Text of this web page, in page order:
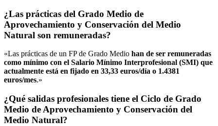
¿Las prácticas del Grado Medio de
Aprovechamiento y Conservación del Medio
Natural son remuneradas?
«Las prácticas de un FP de Grado Medio han de ser remuneradas
como mínimo con el Salario Mínimo Interprofesional (SMI) que
actualmente está en fijado en 33,33 euros/día o 1.4381
euros/mes.»
¿Qué salidas profesionales tiene el Ciclo de Grado
Medio de Aprovechamiento y Conservación del
Medio Natural?